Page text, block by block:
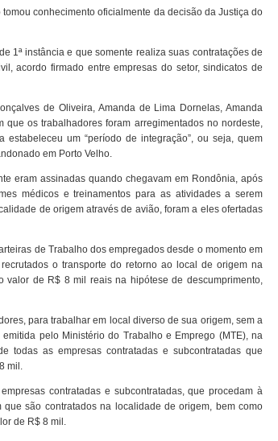
conhecimento oficialmente da decisão da Justiça do
1ª instância e que somente realiza suas contratações de
acordo firmado entre empresas do setor, sindicatos de
de Oliveira, Amanda de Lima Dornelas, Amanda
os trabalhadores foram arregimentados no nordeste,
um “período de integração”, ou seja, quem
em Porto Velho.
eram assinadas quando chegavam em Rondônia, após
médicos e treinamentos para as atividades a serem
de origem através de avião, foram a eles ofertadas
de Trabalho dos empregados desde o momento em
o transporte do retorno ao local de origem na
de R$ 8 mil reais na hipótese de descumprimento,
para trabalhar em local diverso de sua origem, sem a
pelo Ministério do Trabalho e Emprego (MTE), na
todas as empresas contratadas e subcontratadas que
mil.
contratadas e subcontratadas, que procedam à
são contratados na localidade de origem, bem como
de R$ 8 mil.